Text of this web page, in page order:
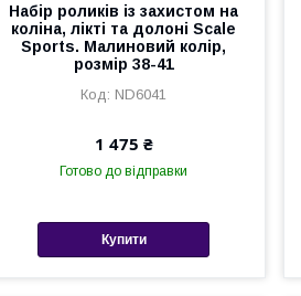
Набір роликів із захистом на
коліна, лікті та долоні Scale
Sports. Малиновий колір,
розмір 38-41
ND6041
1 475 ₴
Готово до відправки
Купити